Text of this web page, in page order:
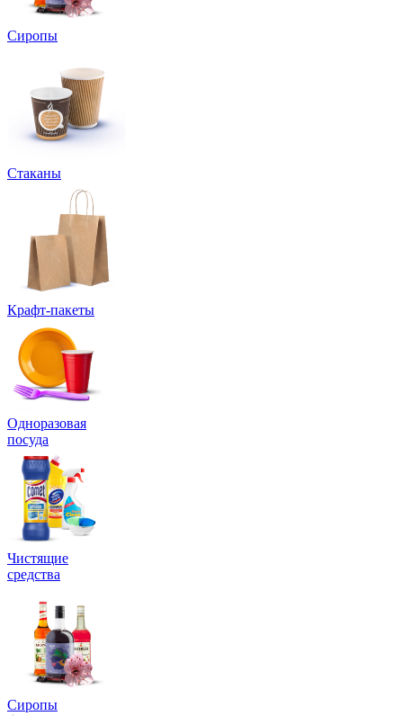
Сиропы
Стаканы
Крафт-пакеты
Одноразовая
посуда
Чистящие
средства
Сиропы